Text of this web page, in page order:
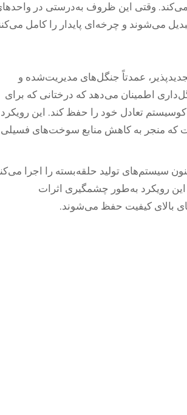
وقتی این ظروف به‌درستی در
می‌شوند و چرخه‌ای پایدار را کامل
عمدتاً جنگل‌های مدیریت‌شده و
اطمینان می‌دهد که درختانی که برای
تعادل خود را حفظ کند. این رویکرد
که منجر به کاهش منابع سوخت‌های فسیلی
سیستم‌های تولید حلقه‌بسته را اجرا
این رویکرد به‌طور چشمگیری اثرات
بالای کیفیت حفظ می‌شوند.